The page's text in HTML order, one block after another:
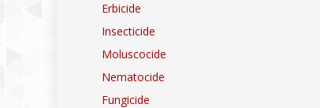
Erbicide
Insecticide
Moluscocide
Nematocide
Fungicide